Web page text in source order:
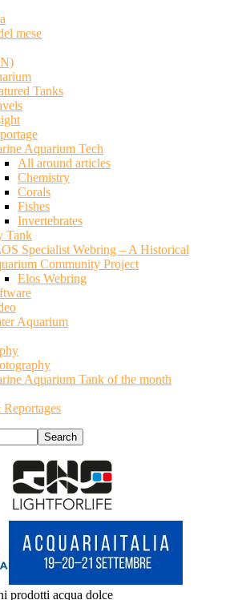
mese
Tanks
Aquarium Tech
All around articles
Chemistry
Corals
Fishes
Invertebrates
Tank
Specialist Webring – A Historical
Community Project
Elos Webring
Aquarium
Aquarium Tank of the month
prodotti acqua dolce